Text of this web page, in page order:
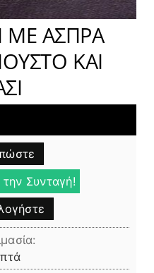
ΜΕ ΑΣΠΡΑ
ΚΑΙ
την Συνταγή!